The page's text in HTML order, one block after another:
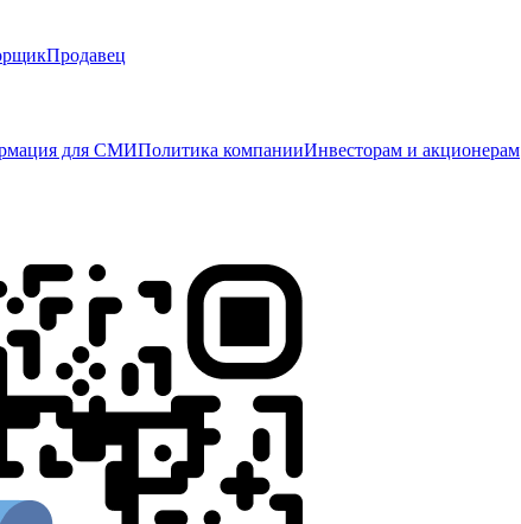
Продавец
для СМИПолитика компанииИнвесторам и акционерам